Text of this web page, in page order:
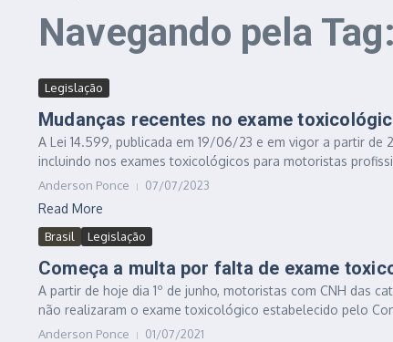
Navegando pela
Legislação
Mudanças recentes no exame
A Lei 14.599, publicada em 19/06/23 e em vigor a partir
incluindo nos exames toxicológicos para motoristas
Anderson Ponce 07/07/2023
Read More
Brasil Legislação
Começa a multa por falta de exame
A partir de hoje dia 1º de junho, motoristas com CNH das
não realizaram o exame toxicológico estabelecido pelo
Anderson Ponce 01/07/2021